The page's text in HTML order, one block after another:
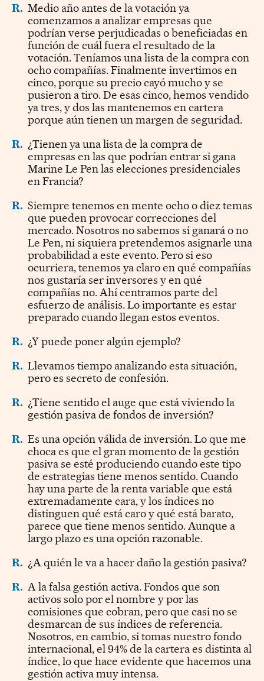
R. Medio año antes de la votación ya
comenzamos a analizar empresas que
podrían verse perjudicadas o beneficiadas en
función de cuál fuera el resultado de la
votación. Teníamos una lista de la compra con
ocho compañías. Finalmente invertimos en
cinco, porque su precio cayó mucho y se
pusieron a tiro. De esas cinco, hemos vendido
ya tres, y dos las mantenemos en cartera
porque aún tienen un margen de seguridad.
R. ¿Tienen ya una lista de la compra de
empresas en las que podrían entrar si gana
Marine Le Pen las elecciones presidenciales
en Francia?
R. Siempre tenemos en mente ocho o diez temas
que pueden provocar correcciones del
mercado. Nosotros no sabemos si ganará o no
Le Pen, ni siquiera pretendemos asignarle una
probabilidad a este evento. Pero si eso
ocurriera, tenemos ya claro en qué compañías
nos gustaría ser inversores y en qué
compañías no. Ahí centramos parte del
esfuerzo de análisis. Lo importante es estar
preparado cuando llegan estos eventos.
R. ¿Y puede poner algún ejemplo?
R. Llevamos tiempo analizando esta situación,
pero es secreto de confesión.
R. ¿Tiene sentido el auge que está viviendo la
gestión pasiva de fondos de inversión?
R. Es una opción válida de inversión. Lo que me
choca es que el gran momento de la gestión
pasiva se esté produciendo cuando este tipo
de estrategias tiene menos sentido. Cuando
hay una parte de la renta variable que está
extremadamente cara, y los índices no
distinguen qué está caro y qué está barato,
parece que tiene menos sentido. Aunque a
largo plazo es una opción razonable.
R. ¿A quién le va a hacer daño la gestión pasiva?
R. A la falsa gestión activa. Fondos que son
activos solo por el nombre y por las
comisiones que cobran, pero que casi no se
desmarcan de sus índices de referencia.
Nosotros, en cambio, si tomas nuestro fondo
internacional, el 94% de la cartera es distinta al
índice, lo que hace evidente que hacemos una
gestión activa muy intensa.